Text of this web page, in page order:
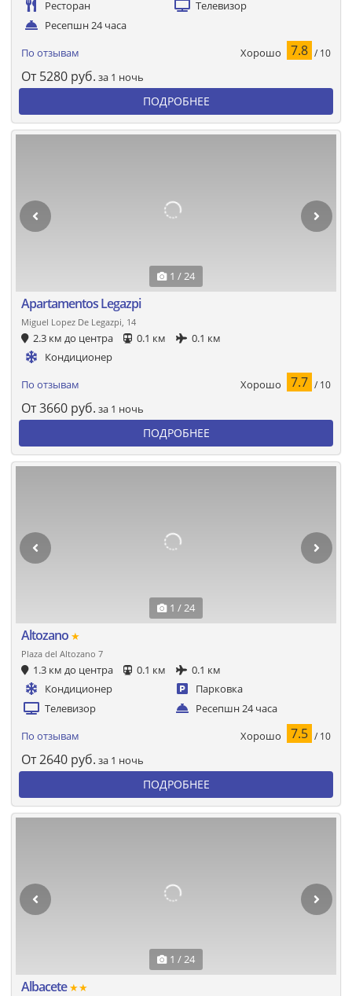
Ресторан
Телевизор
Ресепшн 24 часа
По отзывам Хорошо 7.8 / 10
От 5280 руб. за 1 ночь
ПОДРОБНЕЕ
1 / 24
Apartamentos Legazpi
Miguel Lopez De Legazpi, 14
2.3 км до центра 0.1 км
0.1 км
Кондиционер
По отзывам Хорошо 7.7 / 10
От3660 руб. за 1 ночь
ПОДРОБНЕЕ
1 / 24
Altozano ★
Plaza del Altozano 7
1.3 км до центра 0.1 км
0.1 км
Кондиционер
Парковка
Телевизор
Ресепшн 24 часа
По отзывам Хорошо 7.5 / 10
От2640 руб. за 1 ночь
ПОДРОБНЕЕ
1 / 24
Albacete★★